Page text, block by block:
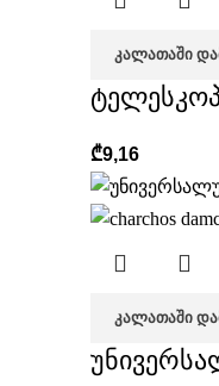
ᲙᲐᲚᲐᲗᲐᲨᲘ
₾9,16
ᲙᲐᲚᲐᲗᲐᲨᲘ